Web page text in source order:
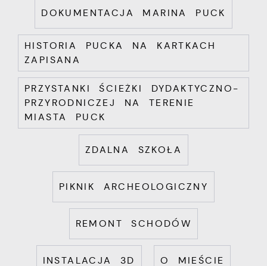
DOKUMENTACJA MARINA PUCK
HISTORIA PUCKA NA KARTKACH
ZAPISANA
PRZYSTANKI ŚCIEŻKI DYDAKTYCZNO-
PRZYRODNICZEJ NA TERENIE
MIASTA PUCK
ZDALNA SZKOŁA
PIKNIK ARCHEOLOGICZNY
REMONT SCHODÓW
INSTALACJA 3D O MIEŚCIE